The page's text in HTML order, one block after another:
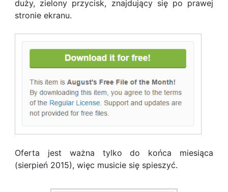
duży, zielony przycisk, znajdujący się po prawej
stronie ekranu.
Oferta jest ważna tylko do końca miesiąca
(sierpień 2015), więc musicie się spieszyć.